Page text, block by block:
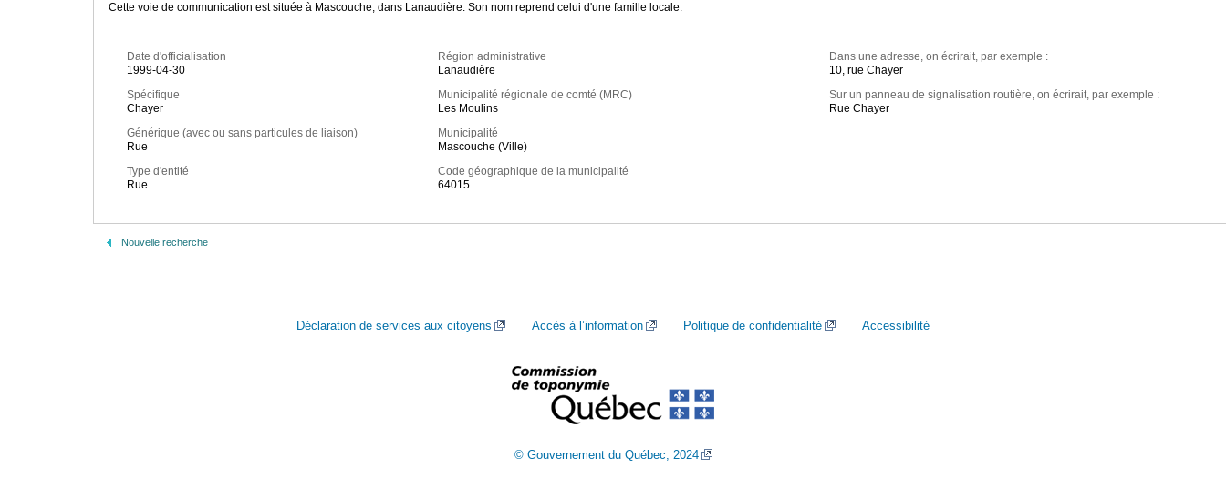
Cette voie de communication est située à Mascouche, dans Lanaudière. Son nom reprend celui d'une famille locale.
Date d'officialisation
1999-04-30
Spécifique
Chayer
Générique (avec ou sans particules de liaison)
Rue
Type d'entité
Rue
Région administrative
Lanaudière
Municipalité régionale de comté (MRC)
Les Moulins
Municipalité
Mascouche (Ville)
Code géographique de la municipalité
64015
Dans une adresse, on écrirait, par exemple :
10, rue Chayer
Sur un panneau de signalisation routière, on écrirait, par exemple :
Rue Chayer
Nouvelle recherche
Déclaration de services aux citoyens Accès à l’information Politique de confidentialité Accessibilité
© Gouvernement du Québec, 2024